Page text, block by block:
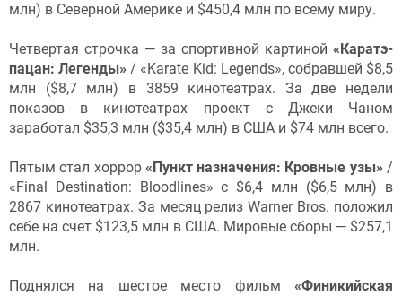
млн) в Северной Америке и $450,4 млн по всему миру.
Четвертая строчка — за спортивной картиной «Каратэ-
пацан: Легенды» / «Karate Kid: Legends», собравшей $8,5
млн ($8,7 млн) в 3859 кинотеатрах. За две недели
показов в кинотеатрах проект с Джеки Чаном
заработал $35,3 млн ($35,4 млн) в США и $74 млн всего.
Пятым стал хоррор «Пункт назначения: Кровные узы» /
«Final Destination: Bloodlines» с $6,4 млн ($6,5 млн) в
2867 кинотеатрах. За месяц релиз Warner Bros. положил
себе на счет $123,5 млн в США. Мировые сборы — $257,1
млн.
Поднялся на шестое место фильм «Финикийская